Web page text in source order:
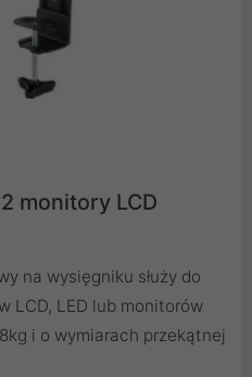
monitory LCD
na wysięgniku służy do
LCD, LED lub monitorów
i o wymiarach przekątnej